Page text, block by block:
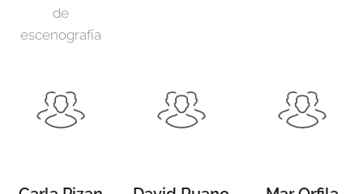
de
escenografía